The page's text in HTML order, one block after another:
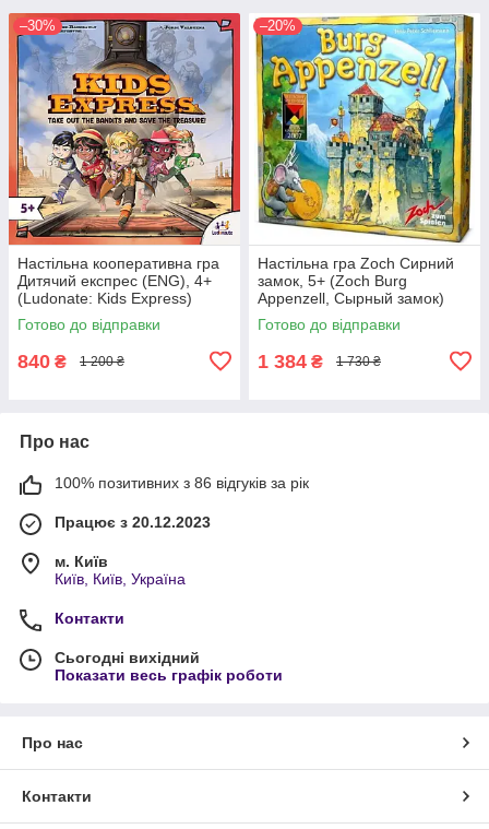
–30%
Настільна кооперативна гра
Дитячий експрес (ENG), 4+
(Ludonate: Kids Express)
Готово до відправки
840 ₴ 1 200 ₴
–20%
Настільна гра Zoch Сирний
замок, 5+ (Zoch Burg
Appenzell, Сырный замок)
Готово до відправки
1 384 ₴ 1 730 ₴
Про нас
100% позитивних з 86 відгуків за рік
Працює з 20.12.2023
м. Київ
Київ, Київ, Україна
Контакти
Сьогодні вихідний
Показати весь графік роботи
Про нас
Контакти